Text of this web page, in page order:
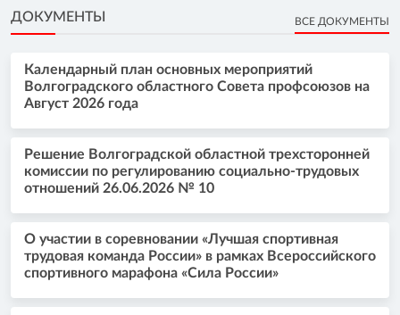
ДОКУМЕНТЫ ВСЕ ДОКУМЕНТЫ
Календарный план основных мероприятий
Волгоградского областного Совета профсоюзов на
Август 2026 года
Решение Волгоградской областной трехсторонней
комиссии по регулированию социально-трудовых
отношений 26.06.2026 № 10
О участии в соревновании «Лучшая спортивная
трудовая команда России» в рамках Всероссийского
спортивного марафона «Сила России»